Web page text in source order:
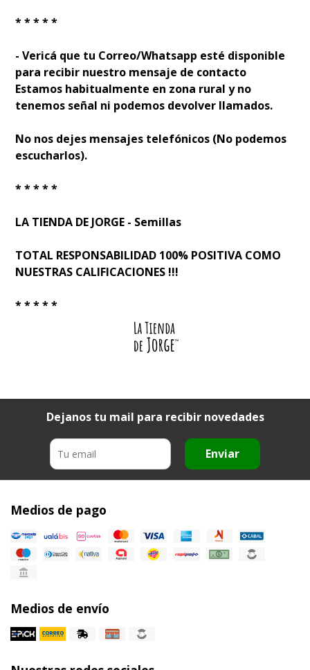
* * * * *
- Verificá que tu Correo/Whatsapp esté disponible
para recibir nuestro mensaje de contacto
Estamos habitualmente en zona rural y no
tenemos señal ni podemos devolver llamados.
No nos dejes mensajes telefónicos (No podemos
escucharlos).
* * * * *
LA TIENDA DE JORGE - Semillas
TOTAL RESPONSABILIDAD 100% POSITIVA COMO
NUESTRAS CALIFICACIONES !!!
* * * * *
Dejanos tu mail para recibir novedades
Enviar
Medios de pago
Medios de envío